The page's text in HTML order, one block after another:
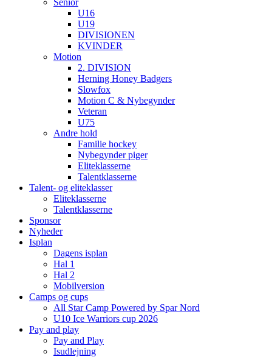
Senior
U16
U19
DIVISIONEN
KVINDER
Motion
2. DIVISION
Herning Honey Badgers
Slowfox
Motion C & Nybegynder
Veteran
U75
Andre hold
Familie hockey
Nybegynder piger
Eliteklasserne
Talentklasserne
Talent- og eliteklasser
Eliteklasserne
Talentklasserne
Sponsor
Nyheder
Isplan
Dagens isplan
Hal 1
Hal 2
Mobilversion
Camps og cups
All Star Camp Powered by Spar Nord
U10 Ice Warriors cup 2026
Pay and play
Pay and Play
Isudlejning